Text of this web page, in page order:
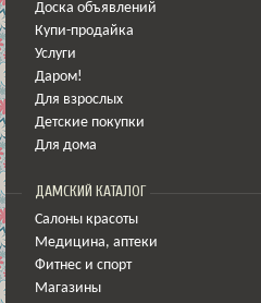
Доска объявлений
Купи-продайка
Услуги
Даром!
Для взрослых
Детские покупки
Для дома
ДАМСКИЙ КАТАЛОГ
Салоны красоты
Медицина, аптеки
Фитнес и спорт
Магазины